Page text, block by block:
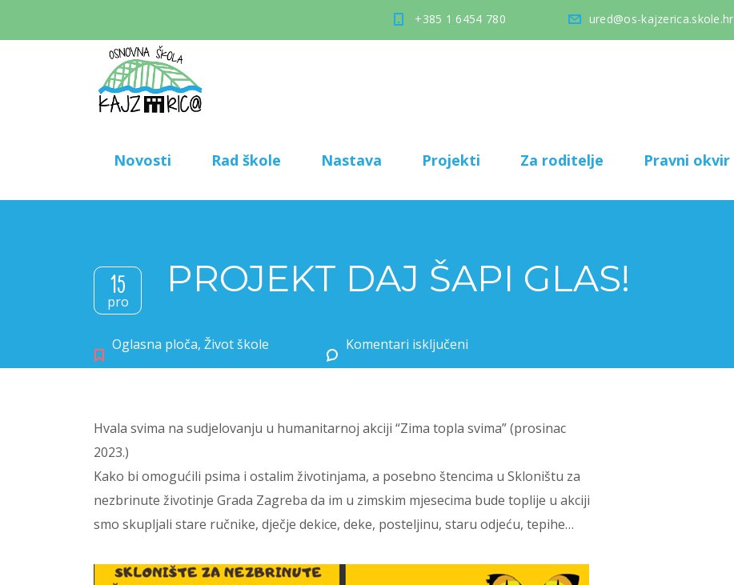
+385 1 6454 780 ured@os-kajzerica.skole.hr
Novosti Rad škole Nastava Projekti Za roditelje Pravni okvir
15
pro
PROJEKT DAJ ŠAPI GLAS!
Oglasna ploča, Život škole Komentari isključeni
Hvala svima na sudjelovanju u humanitarnoj akciji “Zima topla svima” (prosinac
2023.)
Kako bi omogućili psima i ostalim životinjama, a posebno štencima u Skloništu za
nezbrinute životinje Grada Zagreba da im u zimskim mjesecima bude toplije u akciji
smo skupljali stare ručnike, dječje dekice, deke, posteljinu, staru odjeću, tepihe…